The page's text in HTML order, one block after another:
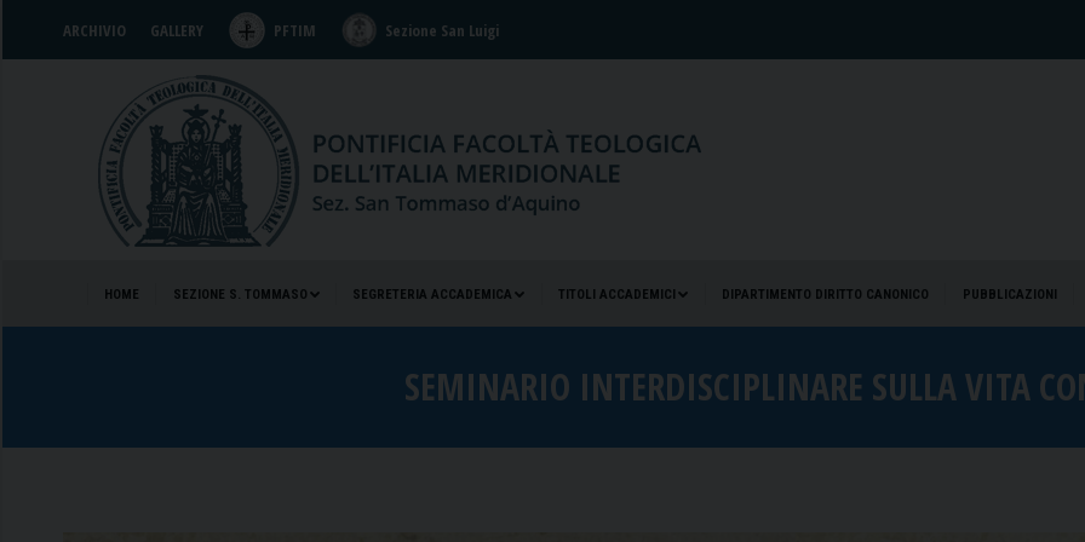
ARCHIVIO GALLERY PFTIM Sezione San Luigi
HOME SEZIONE S. TOMMASO SEGRETERIA ACCADEMICA TITOLI ACCADEMICI DIPARTIMENTO DIRITTO CANONICO PUBBLICAZIONI
SEMINARIO INTERDISCIPLINARE SULLA VITA
HOME SEZIONE S. TOMMASO SEGRETERIA ACCADEMICA